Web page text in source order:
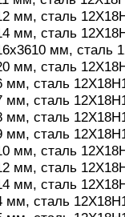
мм, сталь
мм, сталь
мм, сталь
мм, сталь
мм, сталь
мм, сталь
мм, сталь
мм, сталь
мм, сталь
мм, сталь
мм, сталь
мм, сталь